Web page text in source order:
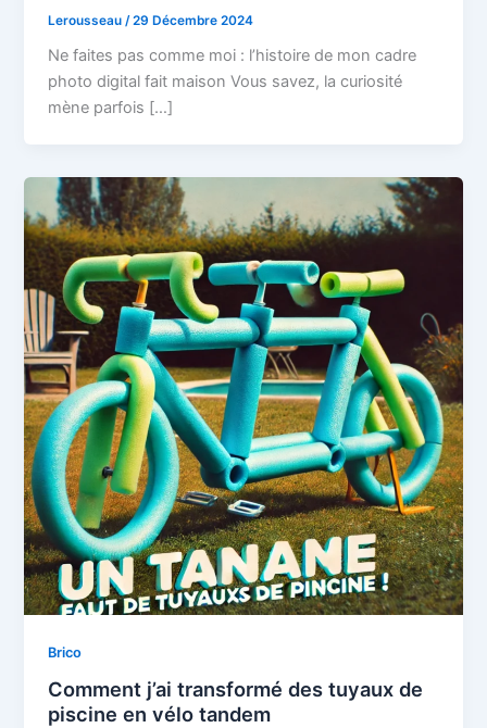
Lerousseau /29 Décembre 2024
Ne faites pas comme moi : l’histoire de mon cadre
photo digital fait maison Vous savez, la curiosité
mène parfois […]
Brico
Comment j’ai transformé des tuyaux de
piscine en vélo tandem